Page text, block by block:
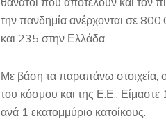
την πανδημία ανέρχονται σε
και 235 στην Ελλάδα.
Με βάση τα παραπάνω στοιχεία,
του κόσμου και της Ε.Ε..
ανά 1 εκατομμύριο κατοίκους.